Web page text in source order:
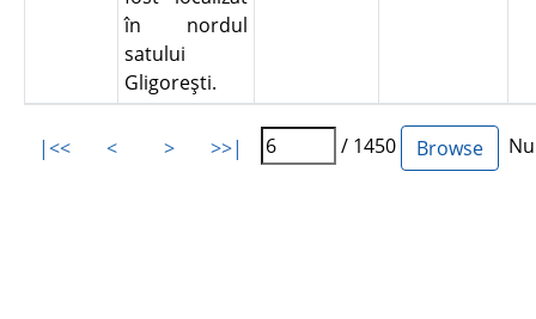
în nordul
satului
Gligoreşti.
|<< < > >>| / 1450